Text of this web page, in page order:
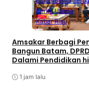
Berita Utama
Kabar Riau
Amsakar Berbagi
Bangun Batam,
Dalami Pendidikan
1 jam lalu